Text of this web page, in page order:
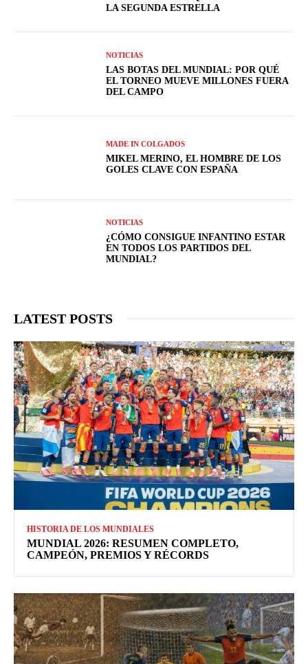
LA SEGUNDA ESTRELLA
NOTICIAS
LAS BOTAS DEL MUNDIAL: POR QUÉ
EL TORNEO MUEVE MILLONES FUERA
DEL CAMPO
MADE IN COLGADOS
MIKEL MERINO, EL HOMBRE DE LOS
GOLES CLAVE CON ESPAÑA
NOTICIAS
¿CÓMO CONSIGUE INFANTINO ESTAR
EN TODOS LOS PARTIDOS DEL
MUNDIAL?
LATEST POSTS
HISTORIA DE LOS MUNDIALES
MUNDIAL 2026: RESUMEN COMPLETO,
CAMPEÓN, PREMIOS Y RÉCORDS